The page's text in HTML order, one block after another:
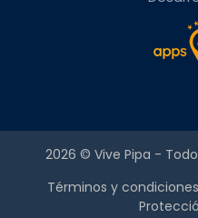
2026 © Vive Pipa -
Términos y condiciones